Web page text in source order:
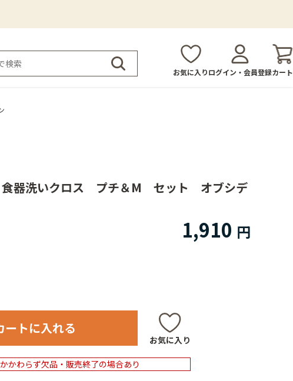
お気に入りログイン・会員登録カート
器洗いクロス プチ＆M セット オブシデ
1,910
ートに入れる
お気に入り
かわらず欠品・販売終了の場合あり